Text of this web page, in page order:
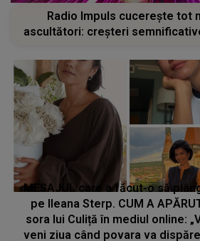
Radio Impuls cucerește tot
ascultători: creșteri
MESAJUL care a făcut-o să
pe Ileana Sterp. CUM A
sora lui Culiță în mediul online:
veni ziua când povara va